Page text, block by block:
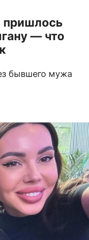
пришлось
— что
бывшего мужа